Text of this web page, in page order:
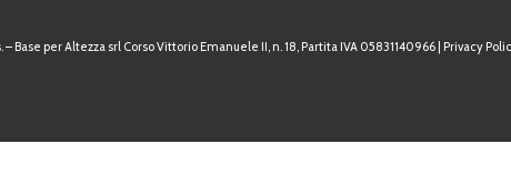
Base per Altezza srl Corso Vittorio Emanuele II, n. 18, Partita IVA 05831140966 | Privacy